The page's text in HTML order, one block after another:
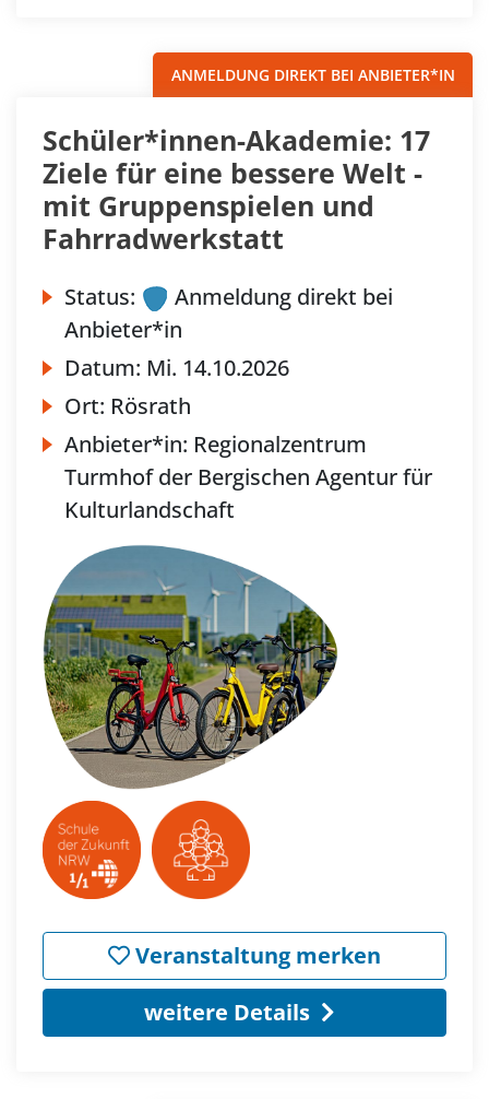
ANMELDUNG DIREKT BEI ANBIETER*IN
Schüler*innen-Akademie: 17
Ziele für eine bessere Welt -
mit Gruppenspielen und
Fahrradwerkstatt
Status:
Anmeldung direkt bei
Anbieter*in
Datum: Mi. 14.10.2026
Ort: Rösrath
Anbieter*in: Regionalzentrum
Turmhof der Bergischen Agentur für
Kulturlandschaft
Veranstaltung merken
weitere Details